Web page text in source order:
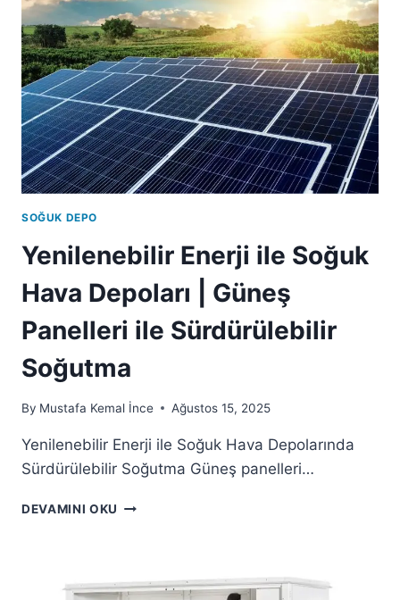
SOĞUK DEPO
Yenilenebilir Enerji ile Soğuk
Hava Depoları | Güneş
Panelleri ile Sürdürülebilir
Soğutma
By Mustafa Kemal İnce Ağustos 15, 2025
Yenilenebilir Enerji ile Soğuk Hava Depolarında
Sürdürülebilir Soğutma Güneş panelleri…
DEVAMINI OKU